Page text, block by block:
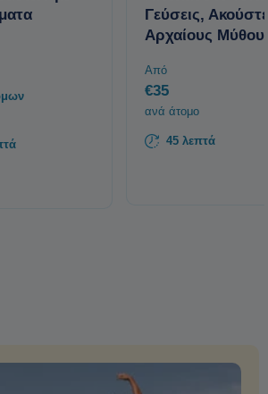
Γεύσεις, Ακούστε
Αρχαίους
Από
€35
ανά άτομο
45 λεπτά